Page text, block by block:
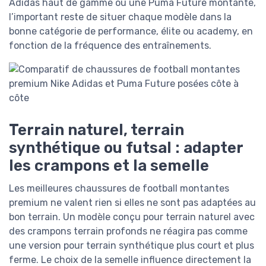
Adidas haut de gamme ou une Puma Future montante,
l’important reste de situer chaque modèle dans la
bonne catégorie de performance, élite ou academy, en
fonction de la fréquence des entraînements.
Terrain naturel, terrain
synthétique ou futsal : adapter
les crampons et la semelle
Les meilleures chaussures de football montantes
premium ne valent rien si elles ne sont pas adaptées au
bon terrain. Un modèle conçu pour terrain naturel avec
des crampons terrain profonds ne réagira pas comme
une version pour terrain synthétique plus court et plus
ferme. Le choix de la semelle influence directement la